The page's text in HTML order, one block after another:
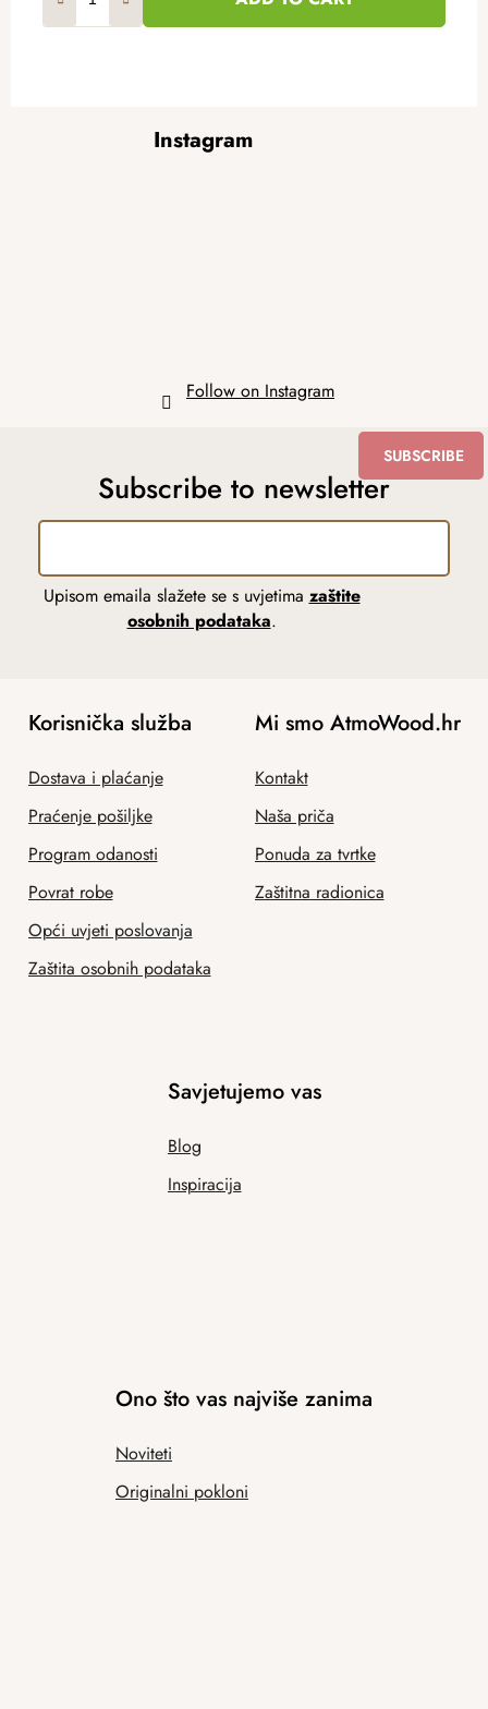
Instagram
Follow on Instagram
Subscribe to newsletter
Upisom emaila slažete se s uvjetima zaštite
osobnih podataka.
SUBSCRIBE
Korisnička služba
Dostava i plaćanje
Praćenje pošiljke
Program odanosti
Povrat robe
Opći uvjeti poslovanja
Zaštita osobnih podataka
Mi smo AtmoWood.hr
Kontakt
Naša priča
Ponuda za tvrtke
Zaštitna radionica
Savjetujemo vas
Blog
Inspiracija
Ono što vas najviše zanima
Noviteti
Originalni pokloni